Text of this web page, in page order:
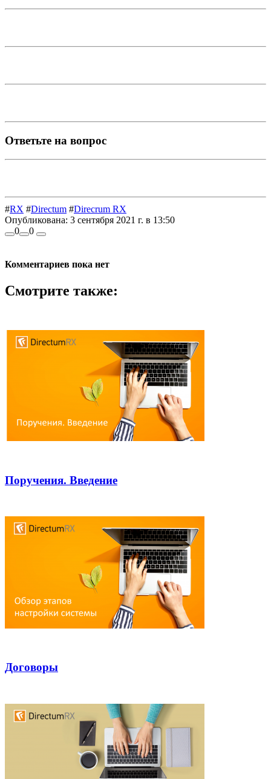
Ответьте на вопрос
#RX #Directum #Direcrum RX
Опубликована: 3 сентября 2021 г. в 13:50
0
0
Комментариев пока нет
Смотрите также:
Поручения. Введение
Договоры